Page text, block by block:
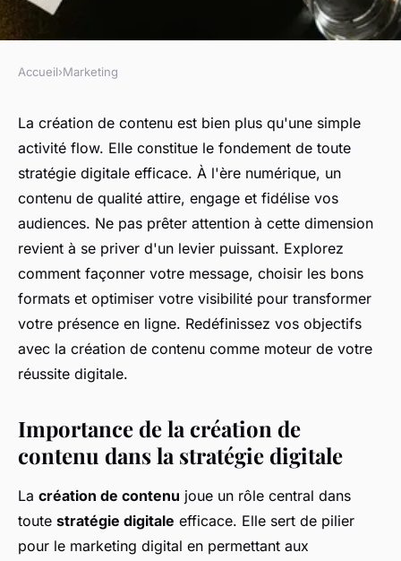
Création de contenu : pilier de
la stratégie digitale
Gabrielle•9 octobre 2024•8 min de lecture
Accueil›Marketing
La création de contenu est bien plus qu'une simple
activité flow. Elle constitue le fondement de toute
stratégie digitale efficace. À l'ère numérique, un
contenu de qualité attire, engage et fidélise vos
audiences. Ne pas prêter attention à cette dimension
revient à se priver d'un levier puissant. Explorez
comment façonner votre message, choisir les bons
formats et optimiser votre visibilité pour transformer
votre présence en ligne. Redéfinissez vos objectifs
avec la création de contenu comme moteur de votre
réussite digitale.
Importance de la création de
contenu dans la stratégie digitale
La création de contenu joue un rôle central dans
toute stratégie digitale efficace. Elle sert de pilier
pour le marketing digital en permettant aux